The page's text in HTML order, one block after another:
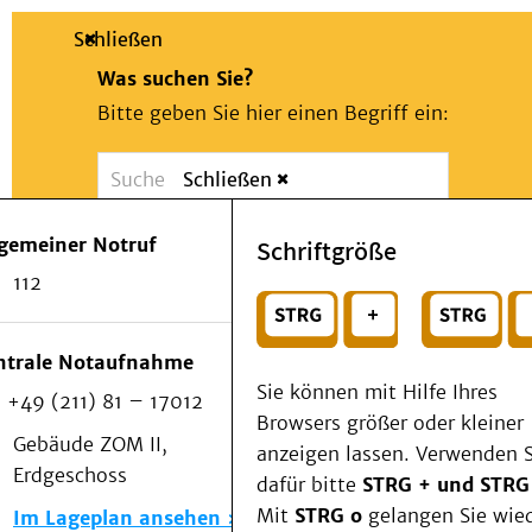
Suche
Schließen
Was suchen Sie?
Bitte geben Sie hier einen Begriff ein:
Suchen
Wählen Sie ein Thema für Ihren
Notfall
Schließen
Notruf
112
Notaufnahme
+49 (211) 81 – 17012
Gebäude ZOM II,
Erdgeschoss
Im Lageplan ansehen
Schriftgröße
Sie können mit Hilfe Ihres
Browsers größer oder kleiner
anzeigen lassen. Verwenden
dafür bitte STRG + und
Mit STRG o gelangen Sie
Patienten & Besucher
Als Patient am UKD
Beratung und Unterstützung
Veranstaltungen
Kommunikation im Medizinwesen (KIM)
Notfall
Forschung & Lehre
Medizinische Fakultät